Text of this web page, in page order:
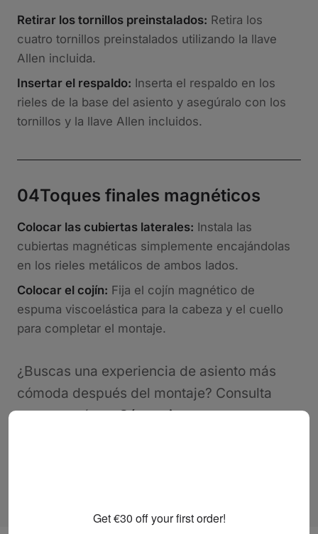
Retirar los tornillos preinstalados: Retira los
cuatro tornillos preinstalados utilizando la llave
Allen incluida.
Insertar el respaldo: Inserta el respaldo en los
rieles de la base del asiento y asegúralo con los
tornillos y la llave Allen incluidos.
04Toques finales magnéticos
Colocar las cubiertas laterales: Instala las
cubiertas magnéticas simplemente encajándolas
en los rieles metálicos de ambos lados.
Colocar el cojín: Fija el cojín magnético de
espuma viscoelástica para la cabeza y el cuello
para completar el montaje.
¿Buscas una experiencia de asiento más
cómoda después del montaje? Consulta
nuestra guía enCómo ajustar
Get €30 off your first order!